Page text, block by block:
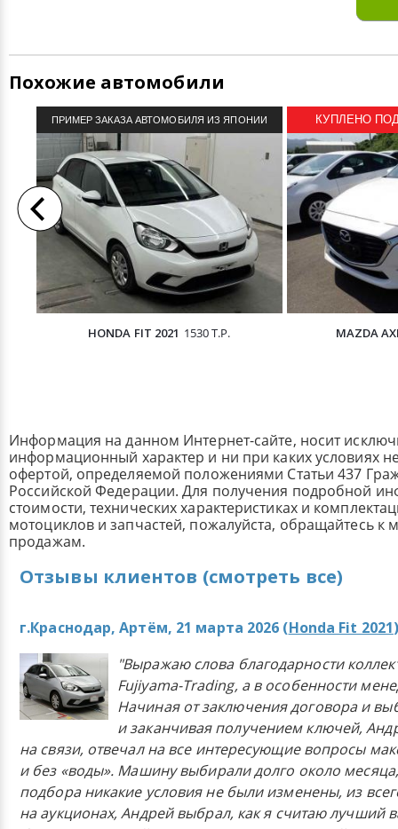
Похожие автомобили
ПРИМЕР ЗАКАЗА АВТОМОБИЛЯ ИЗ ЯПОНИИ
HONDA FIT 2021 1530 Т.Р.
КУПЛЕНО ПОД
MAZDA
Информация на данном Интернет-сайте, носит
информационный характер и ни при каких условиях
офертой, определяемой положениями Статьи 437
Российской Федерации. Для получения подробной
стоимости, технических характеристиках и
мотоциклов и запчастей, пожалуйста, обращайтесь к
продажам.
Отзывы клиентов (смотреть все)
г.Краснодар, Артём, 21 марта 2026 (Honda Fit 2021
"Выражаю слова благодарности
Fujiyama-Trading, а в особенности
Начиная от заключения договора и
и заканчивая получением ключей,
на связи, отвечал на все интересующие вопросы
и без «воды». Машину выбирали долго около
подбора никакие условия не были изменены, из
на аукционах, Андрей выбрал, как я считаю лучший